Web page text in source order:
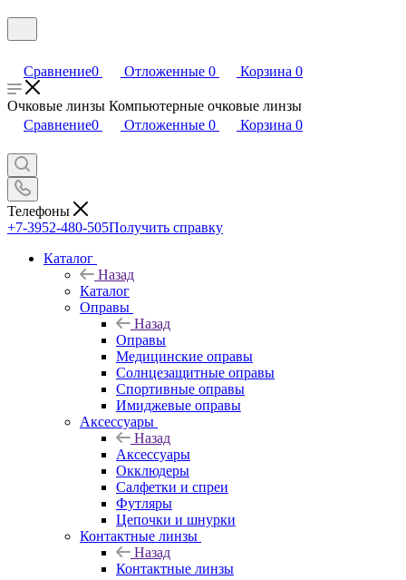
Сравнение0 Отложенные 0 Корзина 0
Очковые линзы Компьютерные очковые линзы
Сравнение0 Отложенные 0 Корзина 0
Телефоны
+7-3952-480-505Получить справку
Каталог
Назад
Каталог
Оправы
Назад
Оправы
Медицинские оправы
Солнцезащитные оправы
Спортивные оправы
Имиджевые оправы
Аксессуары
Назад
Аксессуары
Окклюдеры
Салфетки и спреи
Футляры
Цепочки и шнурки
Контактные линзы
Назад
Контактные линзы